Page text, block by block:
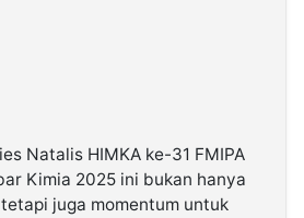
Natalis HIMKA ke-31 FMIPA
Kimia 2025 ini bukan hanya
juga momentum untuk